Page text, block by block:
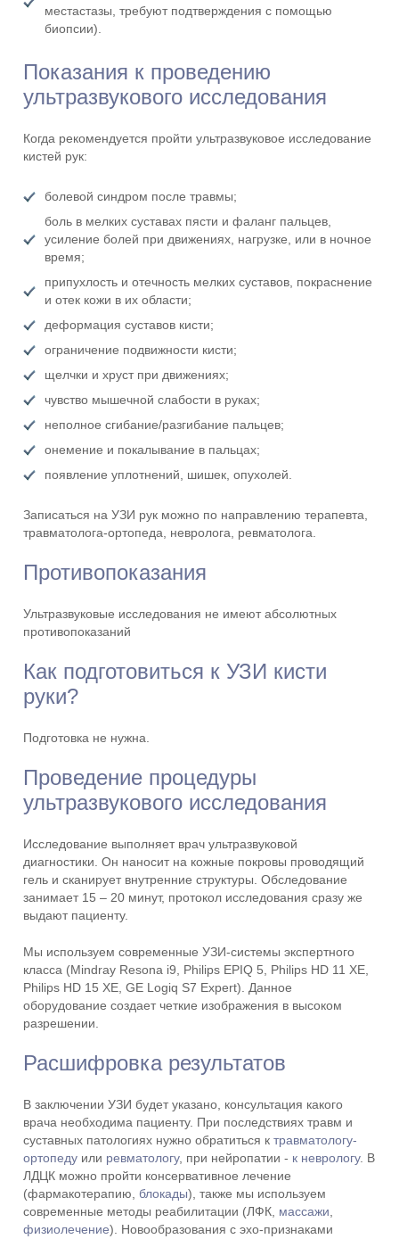
местастазы, требуют подтверждения с помощью
биопсии).
Показания к проведению
ультразвукового исследования
Когда рекомендуется пройти ультразвуковое исследование
кистей рук:
болевой синдром после травмы;
боль в мелких суставах пясти и фаланг пальцев,
усиление болей при движениях, нагрузке, или в ночное
время;
припухлость и отечность мелких суставов, покраснение
и отек кожи в их области;
деформация суставов кисти;
ограничение подвижности кисти;
щелчки и хруст при движениях;
чувство мышечной слабости в руках;
неполное сгибание/разгибание пальцев;
онемение и покалывание в пальцах;
появление уплотнений, шишек, опухолей.
Записаться на УЗИ рук можно по направлению терапевта,
травматолога-ортопеда, невролога, ревматолога.
Противопоказания
Ультразвуковые исследования не имеют абсолютных
противопоказаний
Как подготовиться к УЗИ кисти
руки?
Подготовка не нужна.
Проведение процедуры
ультразвукового исследования
Исследование выполняет врач ультразвуковой
диагностики. Он наносит на кожные покровы проводящий
гель и сканирует внутренние структуры. Обследование
занимает 15 – 20 минут, протокол исследования сразу же
выдают пациенту.
Мы используем современные УЗИ-системы экспертного
класса (Mindray Resona i9, Philips EPIQ 5, Philips HD 11 XE,
Philips HD 15 XE, GE Logiq S7 Expert). Данное
оборудование создает четкие изображения в высоком
разрешении.
Расшифровка результатов
В заключении УЗИ будет указано, консультация какого
врача необходима пациенту. При последствиях травм и
суставных патологиях нужно обратиться ктравматологу-
ортопеду или ревматологу, при нейропатии - к неврологу. В
ЛДЦК можно пройти консервативное лечение
(фармакотерапию,блокады), также мы используем
современные методы реабилитации (ЛФК, массажи
физиолечение). Новообразования с эхо-признаками